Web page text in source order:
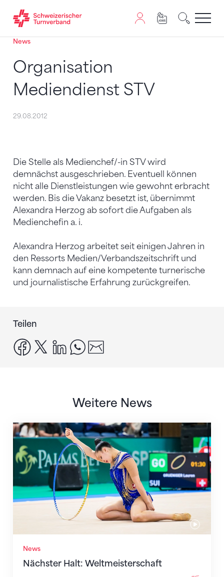
Zum Inhalt springen
Zur Sitemap navigieren
Zum Navigieren dieser Seite wird JavaScript benötigt.
News
Organisation
Mediendienst STV
29.08.2012
Die Stelle als Medienchef/-in STV wird
demnächst ausgeschrieben. Eventuell können
nicht alle Dienstleistungen wie gewohnt erbracht
werden. Bis die Vakanz besetzt ist, übernimmt
Alexandra Herzog ab sofort die Aufgaben als
Medienchefin a. i.
Alexandra Herzog arbeitet seit einigen Jahren in
den Ressorts Medien/Verbandszeitschrift und
kann demnach auf eine kompetente turnerische
und journalistische Erfahrung zurückgreifen.
Teilen
facebook
x linkedinwhatsapp
Weitere News
News
Nächster Halt: Weltmeisterschaft
Nächster Halt: Weltmeisterschaft